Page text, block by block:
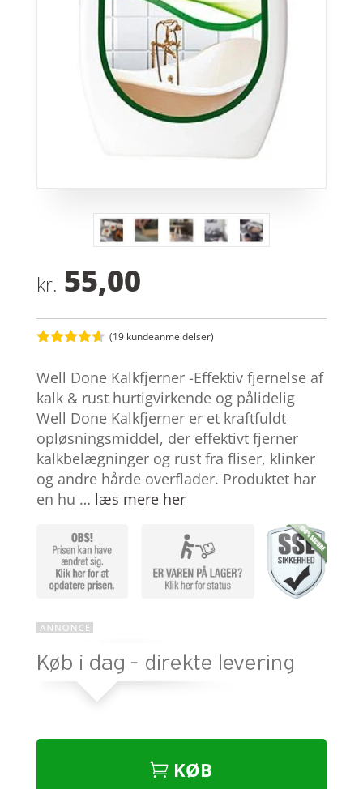
kr. 55,00
ud af 5
baseret på
kundebedø
mmelser
(19 kundeanmeldelser)
Well Done Kalkfjerner -Effektiv fjernelse af
kalk & rust hurtigvirkende og pålidelig
Well Done Kalkfjerner er et kraftfuldt
opløsningsmiddel, der effektivt fjerner
kalkbelægninger og rust fra fliser, klinker
og andre hårde overflader. Produktet har
en hu … læs mere her
KØB